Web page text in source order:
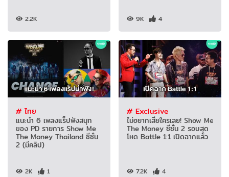
2.2K 9K 4
# ไทย
แนะนำ 6 เพลงแร็ปฟังสนุก
ของ PD รายการ Show Me
The Money Thailand ซีซั่น
2 (มีคลิป)
2K 1
# Exclusive
ไม่อยากเสียใครเลย! Show Me
The Money ซีซั่น 2 รอบสุด
โหด Battle 1:1 เปิดฉากแล้ว
7.2K 4